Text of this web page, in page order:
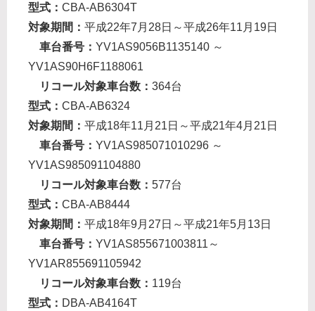
型式： CBA-AB6304T
対象期間： 平成22年7月28日～平成26年11月19日
車台番号： YV1AS9056B1135140 ～
YV1AS90H6F1188061
リコール対象車台数： 364台
型式： CBA-AB6324
対象期間： 平成18年11月21日～平成21年4月21日
車台番号： YV1AS985071010296 ～
YV1AS985091104880
リコール対象車台数： 577台
型式： CBA-AB8444
対象期間： 平成18年9月27日～平成21年5月13日
車台番号： YV1AS855671003811～
YV1AR855691105942
リコール対象車台数： 119台
型式： DBA-AB4164T